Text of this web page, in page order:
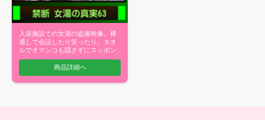
入浴施設での女湯の盗撮映像。裸
通しで会話したり笑ったり。タオ
ルでオマンコも隠さずにスッポン
ポンで歩く…
商品詳細へ